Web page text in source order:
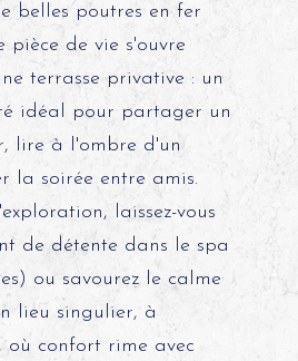
belles poutres en fer
pièce de vie s'ouvre
terrasse privative : un
idéal pour partager un
lire à l'ombre d'un
la soirée entre amis.
laissez-vous
de détente dans le spa
ou savourez le calme
lieu singulier, à
où confort rime avec